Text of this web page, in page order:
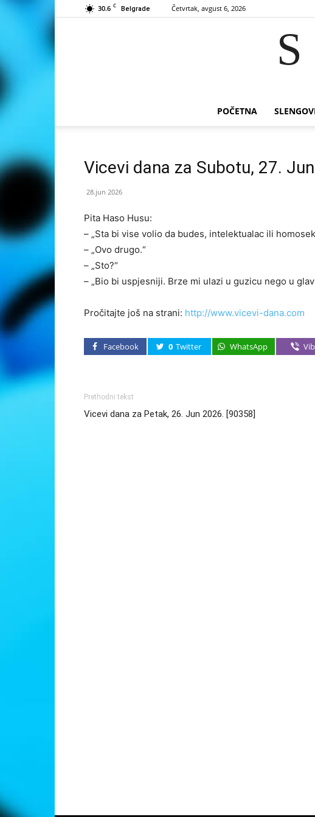
30.6 C Belgrade Četvrtak, avgust 6, 2026
POČETNA
Vicevi dana za Subotu, 27.
28.jun 2026
Pita Haso Husu:
– „Sta bi vise volio da budes, intelektualac ili
– „Ovo drugo.“
– „Sto?“
– „Bio bi uspjesniji. Brze mi ulazi u guzicu nego u
Pročitajte još na strani: http://www.vicevi-dana.com
Facebook 0 Twitter WhatsApp
Prethodni tekst
Vicevi dana za Petak, 26. Jun 2026. [90358]